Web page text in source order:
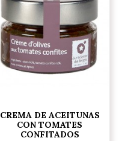
CREMA DE ACEITUNAS
CON TOMATES
CONFITADOS